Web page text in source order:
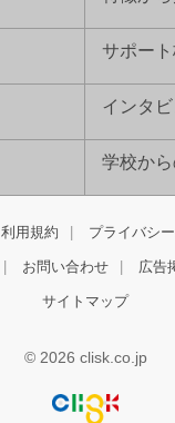
サポー
インタ
学校か
利用規約 プライバシ
お問い合わせ 広告
サイトマップ
© 2026 clisk.co.jp